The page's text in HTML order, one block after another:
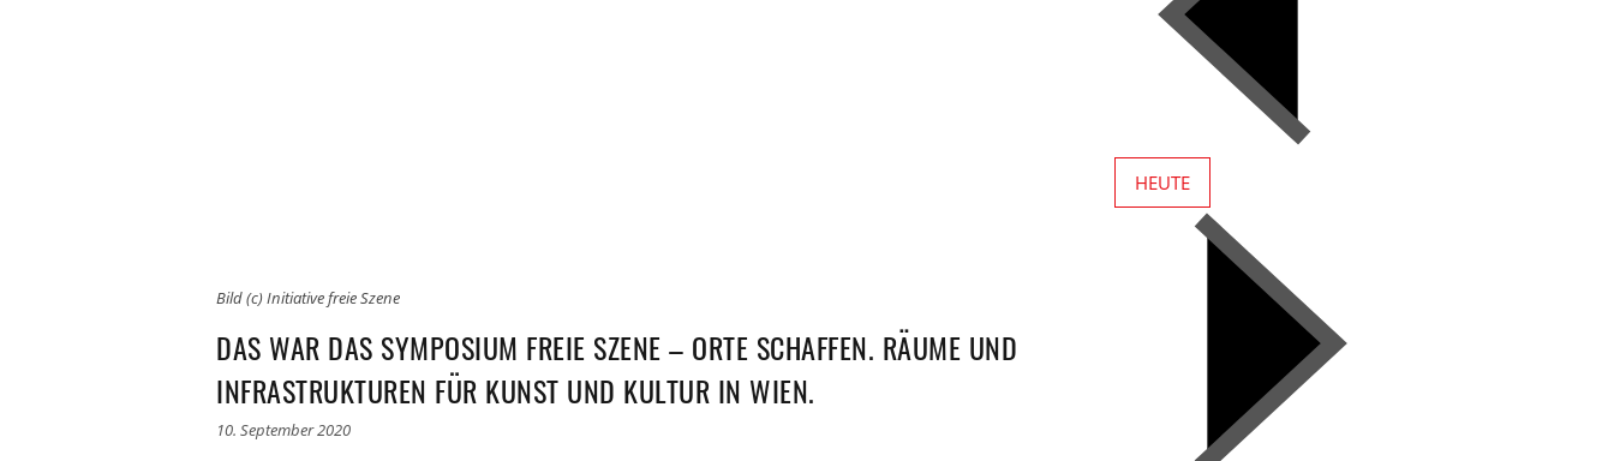
Bild (c) Initiative freie Szene
DAS WAR DAS SYMPOSIUM FREIE SZENE – ORTE SCHAFFEN. RÄUME UND
INFRASTRUKTUREN FÜR KUNST UND KULTUR IN WIEN.
10. September 2020
HEUTE